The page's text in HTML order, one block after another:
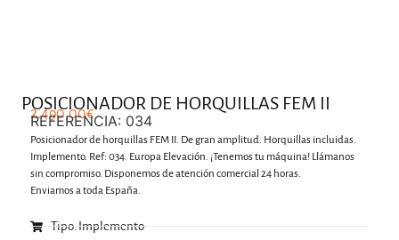
POSICIONADOR DE HORQUILLAS FEM II
2.490,00€
REFERENCIA: 034
Posicionador de horquillas FEM II. De gran amplitud. Horquillas incluidas.
Implemento. Ref: 034. Europa Elevación. ¡Tenemos tu máquina! Llámanos
sin compromiso. Disponemos de atención comercial 24 horas.
Enviamos a toda España.
Tipo: Implemento